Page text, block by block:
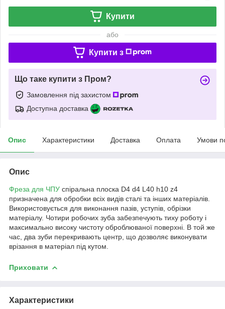
Купити
або
Купити з
Що таке купити з Пром?
Замовлення під захистом
Доступна доставка
Опис Характеристики Доставка Оплата Умови
Опис
Фреза для ЧПУ спіральна плоска D4 d4 L40 h10 z4
призначена для обробки всіх видів сталі та інших матеріалів.
Використовується для виконання пазів, уступів, обрізки
матеріалу. Чотири робочих зуба забезпечують тиху роботу і
максимально високу чистоту оброблюваної поверхні. В той же
час, два зуби перекривають центр, що дозволяє виконувати
врізання в матеріал під кутом.
Приховати
Характеристики